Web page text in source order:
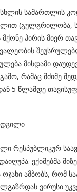
სამართლის
(გულგრილობა,
პირის მიერ
მისდამი
რამაც მძიმე
5 წლამდე
რესპუბლიკურ
ექიმებმა
ამბობს, რომ
ვირუსი